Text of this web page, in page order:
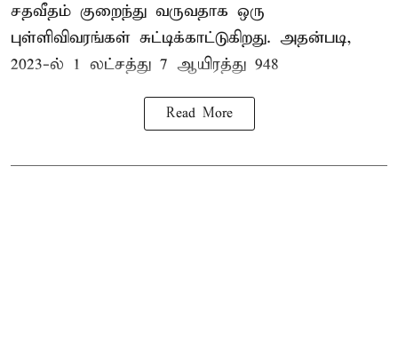
சதவீதம் குறைந்து வருவதாக ஒரு
புள்ளிவிவரங்கள் சுட்டிக்காட்டுகிறது. அதன்படி,
2023-ல் 1 லட்சத்து 7 ஆயிரத்து 948
Read More